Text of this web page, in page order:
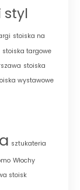
styl
stoiska na
stoiska targowe
stoiska
wystawowe
sztukateria
Włochy
stoisk